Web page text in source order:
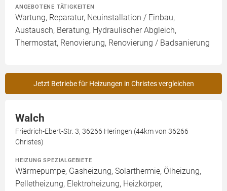
ANGEBOTENE TÄTIGKEITEN
Wartung, Reparatur, Neuinstallation / Einbau,
Austausch, Beratung, Hydraulischer Abgleich,
Thermostat, Renovierung, Renovierung / Badsanierung
Jetzt Betriebe für Heizungen in Christes vergleichen
Walch
Friedrich-Ebert-Str. 3, 36266 Heringen (44km von 36266
Christes)
HEIZUNG SPEZIALGEBIETE
Wärmepumpe, Gasheizung, Solarthermie, Ölheizung,
Pelletheizung, Elektroheizung, Heizkörper,